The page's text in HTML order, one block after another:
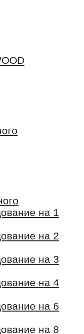
на 1
на 2
на 3
на 4
на 6
на 8